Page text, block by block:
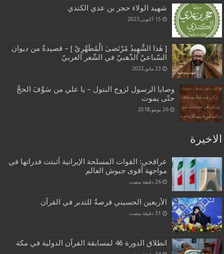
شهيد الولاء حجر بن عدي الكندي
15 أكتوبر,2023
[ هٰذا الشَّهِيدُ مُرْتَضىٰ الْمُطَهَّرِيْ ] – قصيدةٌ من ديوان
السّباعيّ الذّهبيّ في الشّعر العربيّ
23 مايو,2022
وصايا الرسول لزوج البتول – يا علي من سَوَّفَ الحجَّ
حتّى يموت
26 يونيو,2018
الاخيرة
عراقجي: القوات المسلحة الإيرانية أثبتت قدراتها في
مواجهة أقوى جيوش العالم
‏26 دقيقة مضت
الأربعين الحسيني فرصةٌ للتدبر في القرآن
انطلاق الدورة 46 لمسابقة القرآن الدولية في مكة